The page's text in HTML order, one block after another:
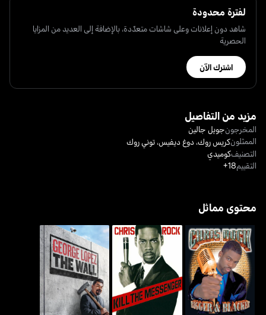
لفترة محدودة
شاهد دون إعلانات وعلى شاشات متعدّدة، بالإضافة إلى العديد من المزايا
الحصرية
اشترك الآن
مزيد من التفاصيل
المخرجونجويل جالين
الممثلونكريس روك، دوغ ديفيس،توني روك
التصنيفكوميدي
التقييم18+
محتوى مماثل
كريس روك: بيغر & بلاكر
كريس روك: كيل ذا
ماسينجر
جورج لوبيز: ذا وول